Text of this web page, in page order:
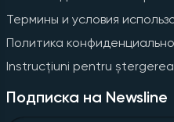
Термины и условия
Политика
Instrucțiuni pentru
Подписка на Newsline